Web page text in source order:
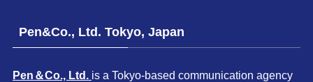
Pen&Co., Ltd. Tokyo, Japan
Pen＆Co., Ltd. is a Tokyo-based communication agency